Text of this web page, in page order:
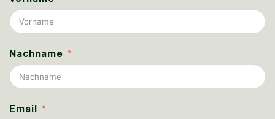
Nachname
Email